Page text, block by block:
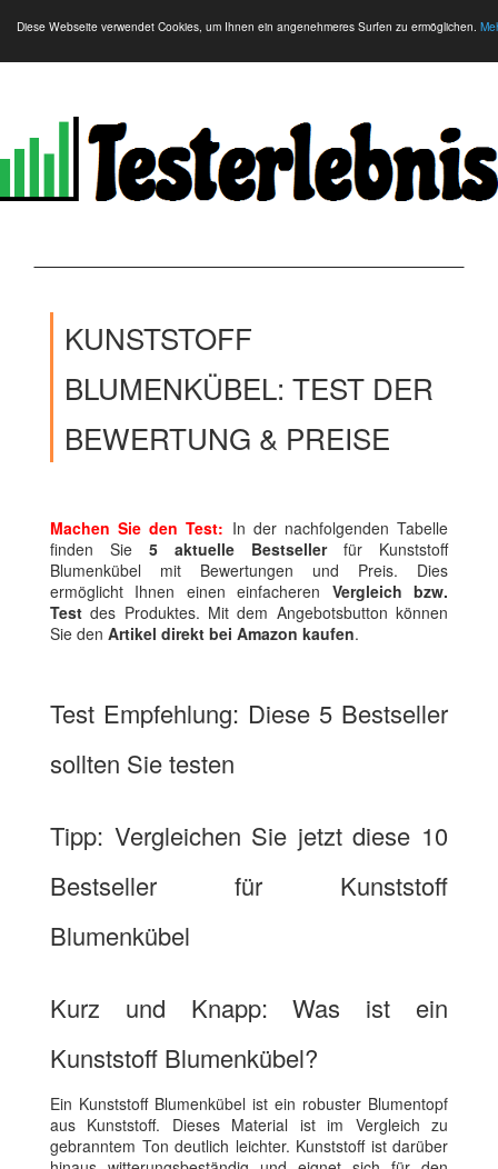
Diese Webseite verwendet Cookies, um Ihnen ein angenehmeres Surfen zu ermöglichen.
KUNSTSTOFF
BLUMENKÜBEL: TEST DER
BEWERTUNG & PREISE
Machen Sie den Test: In der nachfolgenden Tabelle
finden Sie 5 aktuelle Bestsellerfür Kunststoff
Blumenkübel mit Bewertungen und Preis. Dies
ermöglicht Ihnen einen einfacheren Vergleich bzw.
Test des Produktes. Mit dem Angebotsbutton können
Sie den Artikel direkt bei Amazon kaufen.
Test Empfehlung: Diese 5 Bestseller
sollten Sie testen
Tipp: Vergleichen Sie jetzt diese 10
Bestseller für Kunststoff
Blumenkübel
Kurz und Knapp: Was ist ein
Kunststoff Blumenkübel?
Ein Kunststoff Blumenkübel ist ein robuster Blumentopf
aus Kunststoff. Dieses Material ist im Vergleich zu
gebranntem Ton deutlich leichter. Kunststoff ist darüber